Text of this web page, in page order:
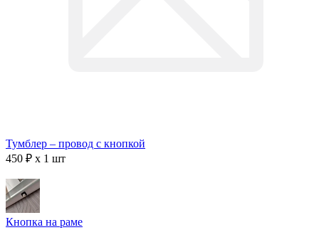
Тумблер – провод с кнопкой
450 ₽ x 1 шт
Кнопка на раме